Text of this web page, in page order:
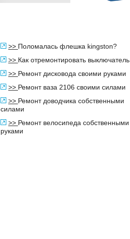
>> Поломалась флешка kingston?
>> Как отремонтировать выключатель
>> Ремонт дисковода своими руками
>> Ремонт ваза 2106 своими силами
>> Ремонт доводчика собственными
силами
>> Ремонт велосипеда собственными
руками